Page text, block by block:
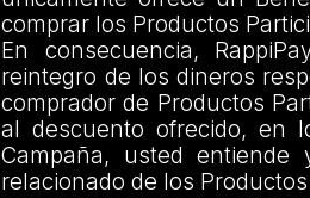
comprar los Productos
En consecuencia,
reintegro de los dineros
comprador de Productos
al descuento ofrecido, en
Campaña, usted
relacionado de los